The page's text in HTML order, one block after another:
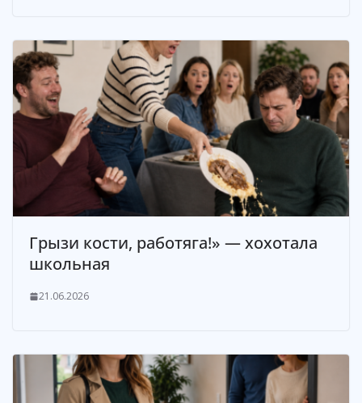
Грызи кости, работяга!» — хохотала
школьная
21.06.2026